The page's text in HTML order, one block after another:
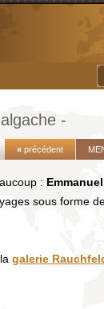
-
« précédent
:
sous forme
galerie